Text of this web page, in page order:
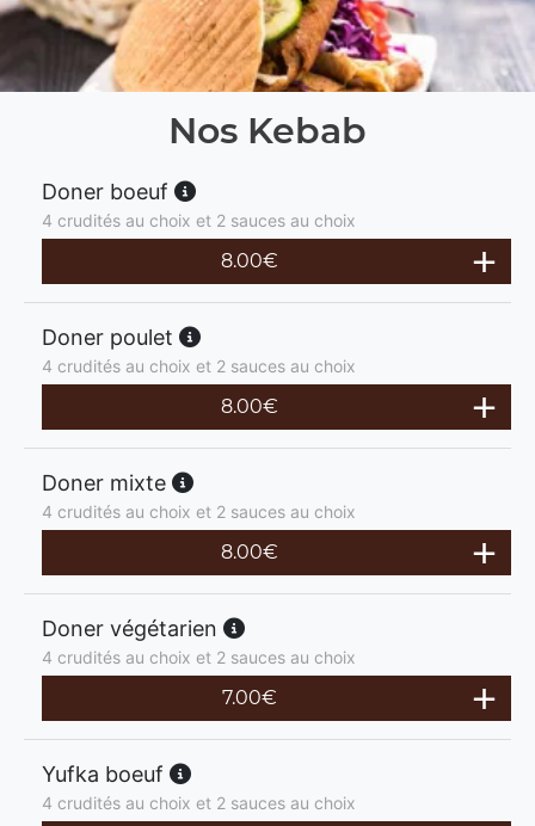
Nos Kebab
Doner boeuf
4 crudités au choix et 2 sauces au choix
8.00€
Doner poulet
4 crudités au choix et 2 sauces au choix
8.00€
Doner mixte
4 crudités au choix et 2 sauces au choix
8.00€
Doner végétarien
4 crudités au choix et 2 sauces au choix
7.00€
Yufka boeuf
4 crudités au choix et 2 sauces au choix